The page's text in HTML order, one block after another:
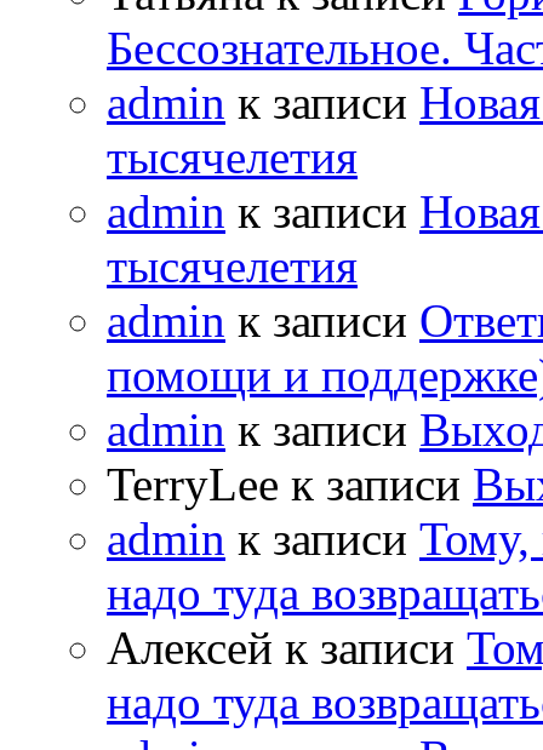
Бессознательное.
admin к записи
тысячелетия
admin к записи
тысячелетия
admin к записи
помощи и
admin к записи
TerryLee к записи
admin к записи Тому,
надо туда
Алексей к записи
надо туда